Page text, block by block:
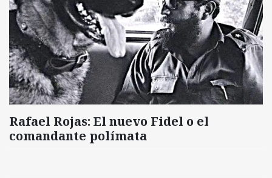
Rafael Rojas: El nuevo Fidel o el
comandante polímata